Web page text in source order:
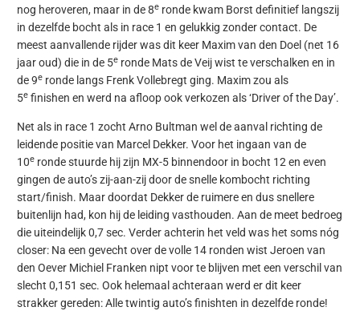
nog heroveren, maar in de 8e ronde kwam Borst definitief langszij
in dezelfde bocht als in race 1 en gelukkig zonder contact. De
meest aanvallende rijder was dit keer Maxim van den Doel (net 16
jaar oud) die in de 5e ronde Mats de Veij wist te verschalken en in
de 9e ronde langs Frenk Vollebregt ging. Maxim zou als
5e finishen en werd na afloop ook verkozen als ‘Driver of the Day’.
Net als in race 1 zocht Arno Bultman wel de aanval richting de
leidende positie van Marcel Dekker. Voor het ingaan van de
10e ronde stuurde hij zijn MX-5 binnendoor in bocht 12 en even
gingen de auto’s zij-aan-zij door de snelle kombocht richting
start/finish. Maar doordat Dekker de ruimere en dus snellere
buitenlijn had, kon hij de leiding vasthouden. Aan de meet bedroeg
die uiteindelijk 0,7 sec. Verder achterin het veld was het soms nóg
closer: Na een gevecht over de volle 14 ronden wist Jeroen van
den Oever Michiel Franken nipt voor te blijven met een verschil van
slecht 0,151 sec. Ook helemaal achteraan werd er dit keer
strakker gereden: Alle twintig auto’s finishten in dezelfde ronde!